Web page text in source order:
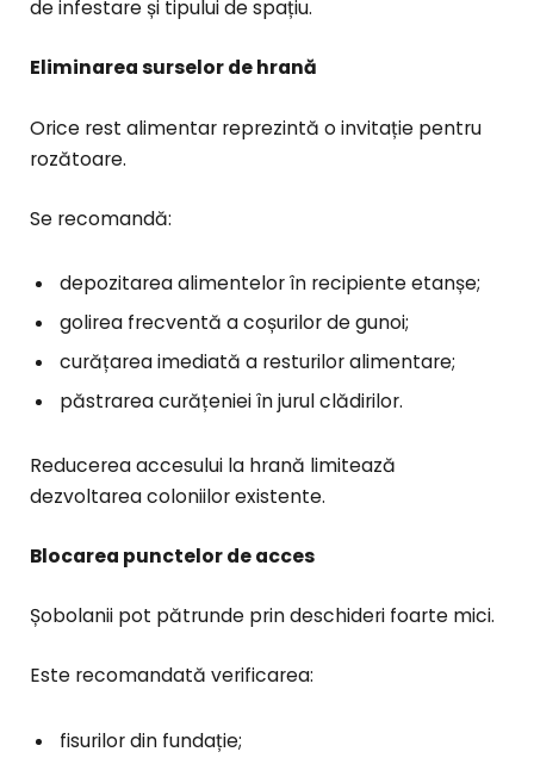
de infestare și tipului de spațiu.
Eliminarea surselor de hrană
Orice rest alimentar reprezintă o invitație pentru
rozătoare.
Se recomandă:
depozitarea alimentelor în recipiente etanșe;
golirea frecventă a coșurilor de gunoi;
curățarea imediată a resturilor alimentare;
păstrarea curățeniei în jurul clădirilor.
Reducerea accesului la hrană limitează
dezvoltarea coloniilor existente.
Blocarea punctelor de acces
Șobolanii pot pătrunde prin deschideri foarte mici.
Este recomandată verificarea:
fisurilor din fundație;